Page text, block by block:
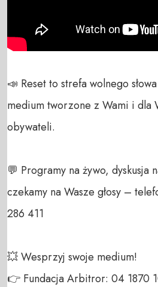
📣 Reset to strefa wolnego
medium tworzone z Wami i dla
obywateli.
💬 Programy na żywo, dyskusja
czekamy na Wasze głosy –
286 411
💥 Wesprzyj swoje medium!
👉 Fundacja Arbitror: 04 1870